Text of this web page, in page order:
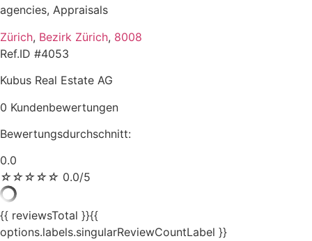
agencies, Appraisals
Zürich, Bezirk Zürich, 8008
Ref.ID #4053
Kubus Real Estate AG
0 Kundenbewertungen
Bewertungsdurchschnitt:
0.0
☆☆☆☆☆ 0.0/5
{{ reviewsTotal }}{{
options.labels.singularReviewCountLabel }}